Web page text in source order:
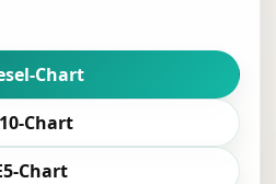
Chart
Chart
Chart